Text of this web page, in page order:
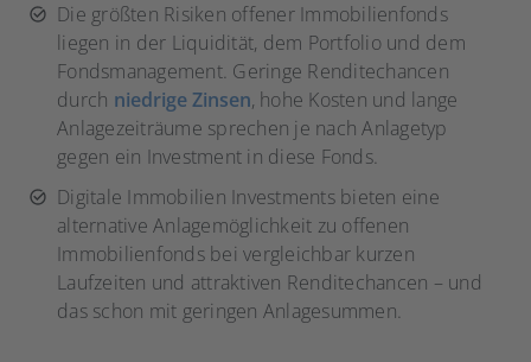
Die größten Risiken offener Immobilienfonds
liegen in der Liquidität, dem Portfolio und dem
Fondsmanagement. Geringe Renditechancen
durch niedrige Zinsen, hohe Kosten und lange
Anlagezeiträume sprechen je nach Anlagetyp
gegen ein Investment in diese Fonds.
Digitale Immobilien Investments bieten eine
alternative Anlagemöglichkeit zu offenen
Immobilienfonds bei vergleichbar kurzen
Laufzeiten und attraktiven Renditechancen – und
das schon mit geringen Anlagesummen.